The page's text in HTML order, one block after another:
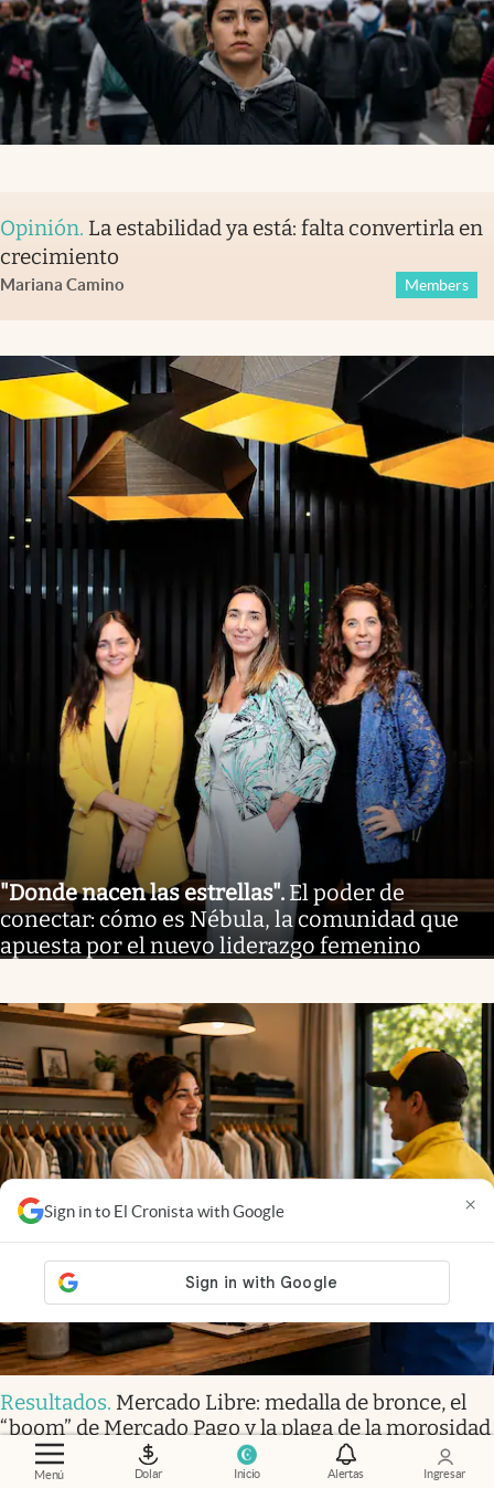
Menú Dolar Inicio Alertas Ingresar
Sign in to El Cronista with Google ×
Opinión. La estabilidad ya está: falta convertirla en
crecimiento
Mariana Camino Members
"Donde nacen las estrellas". El poder de
conectar: cómo es Nébula, la comunidad que
apuesta por el nuevo liderazgo femenino
Resultados. Mercado Libre: medalla de bronce, el
“boom” de Mercado Pago y la plaga de la morosidad